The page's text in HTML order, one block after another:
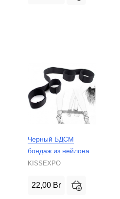
Черный БДСМ
бондаж из нейлона
KISSEXPO
22,00 Br